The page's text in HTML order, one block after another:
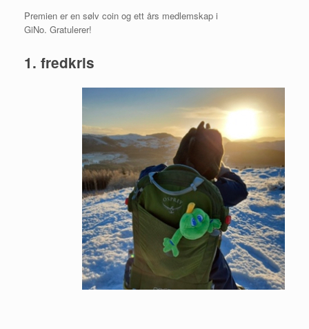
Premien er en sølv coin og ett års medlemskap i
GiNo. Gratulerer!
1. fredkris